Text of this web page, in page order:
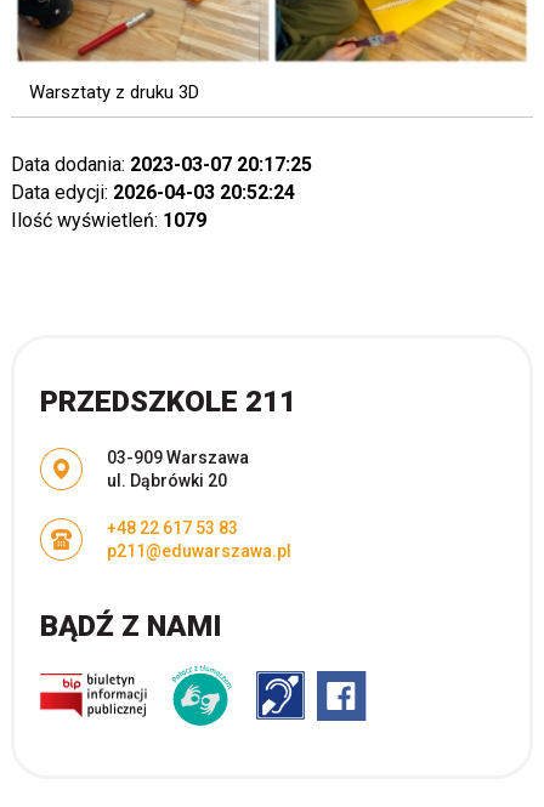
Warsztaty z druku 3D
Data dodania: 2023-03-07 20:17:25
Data edycji: 2026-04-03 20:52:24
Ilość wyświetleń: 1079
PRZEDSZKOLE 211
Adres pocztowy:
03-909 Warszawa
ul. Dąbrówki 20
+48 22 617 53 83
p211@eduwarszawa.pl
BĄDŹ Z NAMI